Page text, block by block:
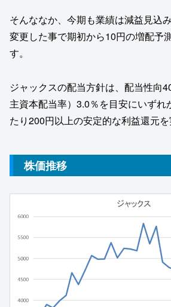
そんななか、今期も業績は減益見込
変更した事で期初から10円の増配予
す。
ジャックスの配当方針は、配当性向
主資本配当率）3.0％を目安にいずれ
たり200円以上の安定的な利益還元を
株価推移